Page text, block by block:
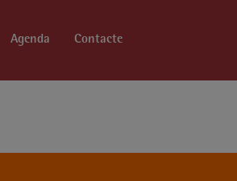
Agenda Contacte